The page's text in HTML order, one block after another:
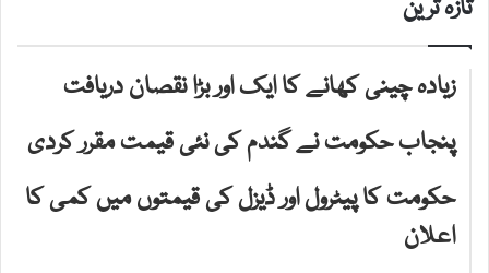
تازہ ترین
زیادہ چینی کھانے کا ایک اور بڑا نقصان دریافت
پنجاب حکومت نے گندم کی نئی قیمت مقرر کردی
حکومت کا پیٹرول اور ڈیزل کی قیمتوں میں کمی کا
اعلان